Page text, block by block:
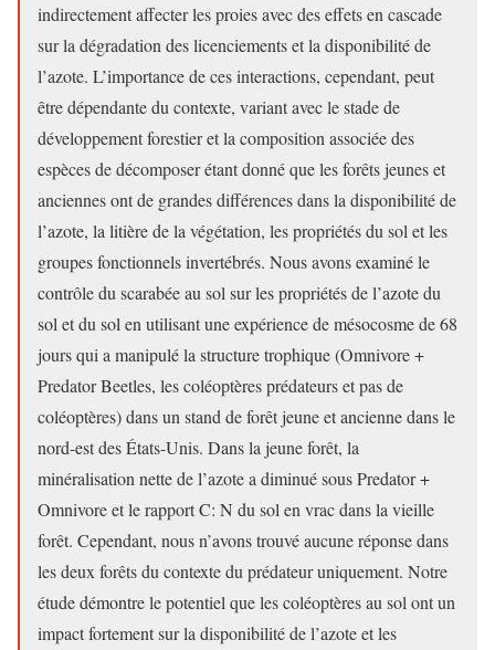
indirectement affecter les proies avec des effets en cascade
sur la dégradation des licenciements et la disponibilité de
l’azote. L’importance de ces interactions, cependant, peut
être dépendante du contexte, variant avec le stade de
développement forestier et la composition associée des
espèces de décomposer étant donné que les forêts jeunes et
anciennes ont de grandes différences dans la disponibilité de
l’azote, la litière de la végétation, les propriétés du sol et les
groupes fonctionnels invertébrés. Nous avons examiné le
contrôle du scarabée au sol sur les propriétés de l’azote du
sol et du sol en utilisant une expérience de mésocosme de 68
jours qui a manipulé la structure trophique (Omnivore +
Predator Beetles, les coléoptères prédateurs et pas de
coléoptères) dans un stand de forêt jeune et ancienne dans le
nord-est des États-Unis. Dans la jeune forêt, la
minéralisation nette de l’azote a diminué sous Predator +
Omnivore et le rapport C: N du sol en vrac dans la vieille
forêt. Cependant, nous n’avons trouvé aucune réponse dans
les deux forêts du contexte du prédateur uniquement. Notre
étude démontre le potentiel que les coléoptères au sol ont un
impact fortement sur la disponibilité de l’azote et les